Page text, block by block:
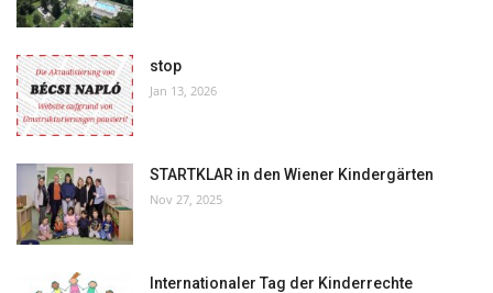
stop
Jan 13, 2026
STARTKLAR in den Wiener Kindergärten
Nov 27, 2025
Internationaler Tag der Kinderrechte